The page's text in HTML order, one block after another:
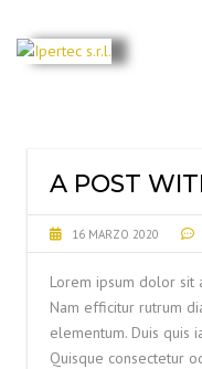
A POST
16 MARZO 2020
Lorem ipsum dolor sit
Nam efficitur rutrum
elementum. Duis quis
Quisque consectetur